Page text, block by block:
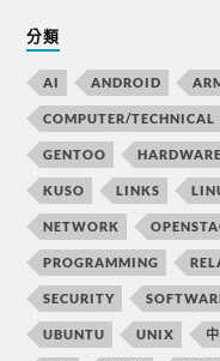
分類
AI ANDROID
COMPUTER/TECHNICAL
GENTOO HARDWARE
KUSO LINKS
NETWORK
PROGRAMMING
SECURITY
UBUNTU UNIX